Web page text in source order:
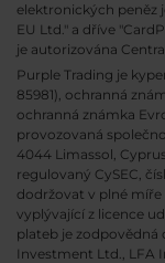
elektronických peněz
EU Ltd." a dříve
je autorizována
Purple Trading je
85981), ochranná
ochranná známka
provozovaná
4044 Limassol,
regulovaný CySEC,
dodržovat v plné míře
vyplývající z licence
plateb je zodpovědná
Investment Ltd., LFA